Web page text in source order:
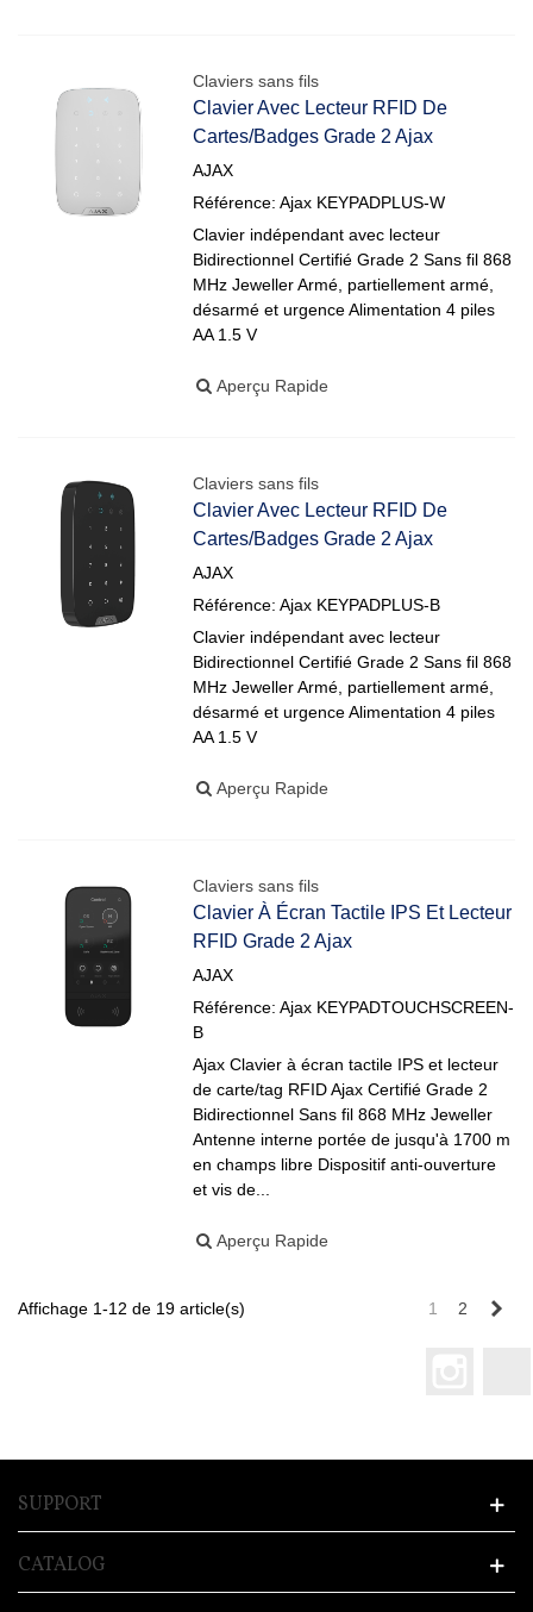
Claviers sans fils
Clavier Avec Lecteur RFID De
Cartes/badges Grade 2 Ajax
AJAX
Référence: Ajax KEYPADPLUS-W
Clavier indépendant avec lecteur
Bidirectionnel Certifié Grade 2 Sans fil 868
MHz Jeweller Armé, partiellement armé,
désarmé et urgence Alimentation 4 piles
AA 1.5 V
Aperçu Rapide
Claviers sans fils
Clavier Avec Lecteur RFID De
Cartes/badges Grade 2 Ajax
AJAX
Référence: Ajax KEYPADPLUS-B
Clavier indépendant avec lecteur
Bidirectionnel Certifié Grade 2 Sans fil 868
MHz Jeweller Armé, partiellement armé,
désarmé et urgence Alimentation 4 piles
AA 1.5 V
Aperçu Rapide
Claviers sans fils
Clavier À Écran Tactile IPS Et Lecteur
RFID Grade 2 Ajax
AJAX
Référence: Ajax KEYPADTOUCHSCREEN-
B
Ajax Clavier à écran tactile IPS et lecteur
de carte/tag RFID Ajax Certifié Grade 2
Bidirectionnel Sans fil 868 MHz Jeweller
Antenne interne portée de jusqu'à 1700 m
en champs libre Dispositif anti-ouverture
et vis de...
Aperçu Rapide
Affichage 1-12 de 19 article(s) 1 2
SUPPORT
CATALOG